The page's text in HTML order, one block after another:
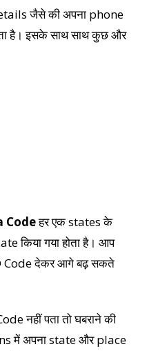
जैसे की अपना phone
है। इसके साथ साथ कुछ और
Codeहर एक states के
किया गया होता है। आप
Code देकर आगे बढ़ सकते
नहीं पता तो घबराने की
में अपना state और place